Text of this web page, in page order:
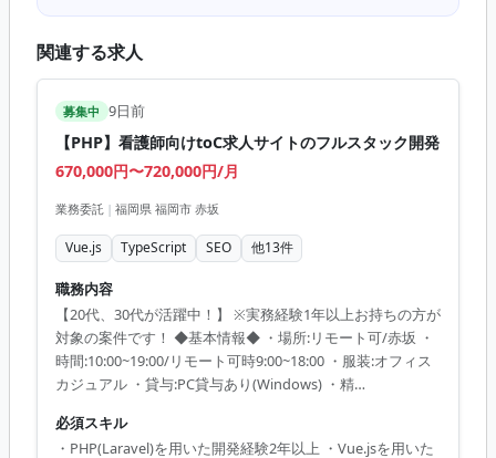
関連する求人
募集中 9日前
【PHP】看護師向けtoC求人サイトのフルスタック開発
670,000円〜720,000円/月
業務委託 | 福岡県 福岡市 赤坂
Vue.js TypeScript SEO 他13件
職務内容
【20代、30代が活躍中！】 ※実務経験1年以上お持ちの方が
対象の案件です！ ◆基本情報◆ ・場所:リモート可/赤坂 ・
時間:10:00~19:00/リモート可時9:00~18:00 ・服装:オフィス
カジュアル ・貸与:PC貸与あり(Windows) ・精
言語:PHP・TypeScript・HTML・CSS(SCSS)など ・
DB:DSAurora(MySQL)・Elasticache(Redis,memcached)など
必須スキル
・PHP(Laravel)を用いた開発経験2年以上 ・Vue.jsを用いた